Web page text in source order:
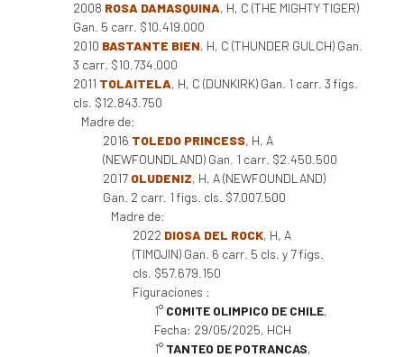
2008 ROSA DAMASQUINA, H, C (THE MIGHTY TIGER)
Gan. 5 carr. $10.419.000
2010 BASTANTE BIEN, H, C (THUNDER GULCH) Gan.
3 carr. $10.734.000
2011 TOLAITELA, H, C (DUNKIRK) Gan. 1 carr. 3 figs.
cls. $12.843.750
Madre de:
2016 TOLEDO PRINCESS, H, A
(NEWFOUNDLAND) Gan. 1 carr. $2.450.500
2017 OLUDENIZ, H, A (NEWFOUNDLAND)
Gan. 2 carr. 1 figs. cls. $7.007.500
Madre de:
2022 DIOSA DEL ROCK, H, A
(TIMOJIN) Gan. 6 carr. 5 cls. y 7 figs.
cls. $57.679.150
Figuraciones :
1° COMITE OLIMPICO DE CHILE,
Fecha: 29/05/2025, HCH
1° TANTEO DE POTRANCAS,